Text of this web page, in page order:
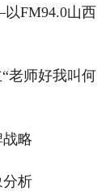
FM94.0山西
老师好我叫何
略
分析